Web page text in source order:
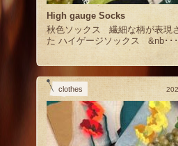
High gauge Socks
秋色ソックス 繊細な柄が表現
た ハイゲージソックス &nb･･･
clothes